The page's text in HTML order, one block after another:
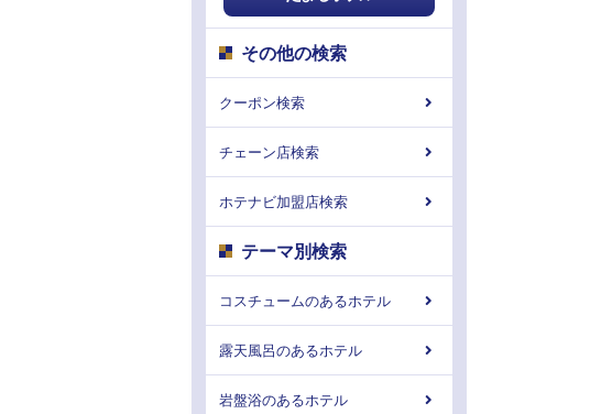
その他の検索
クーポン検索
チェーン店検索
ホテナビ加盟店検索
テーマ別検索
コスチュームのあるホテル
露天風呂のあるホテル
岩盤浴のあるホテル